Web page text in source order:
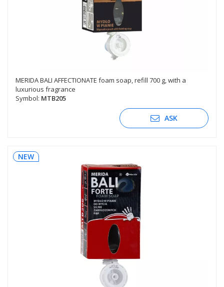
MERIDA BALI AFFECTIONATE foam soap, refill 700 g, with a
luxurious fragrance
Symbol: MTB205
ASK
NEW